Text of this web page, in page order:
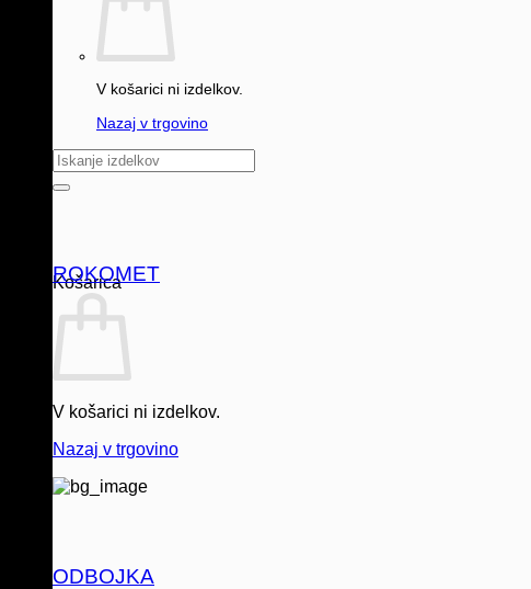
V košarici ni izdelkov.
Nazaj v trgovino
Išči:
Košarica
V košarici ni izdelkov.
Nazaj v trgovino
ROKOMET
ODBOJKA